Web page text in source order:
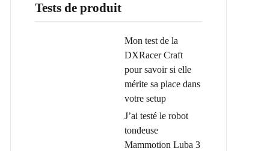
Tests de produit
Mon test de la
DXRacer Craft
pour savoir si elle
mérite sa place dans
votre setup
J’ai testé le robot
tondeuse
Mammotion Luba 3